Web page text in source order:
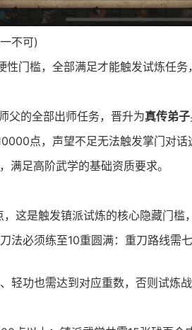
不可)
槛，全部满足才能触发试炼任务
的全部出师任务，晋升为真传弟子
点，声望不足无法触发掌门对话
足高阶武学的基础资质要求。
是触发镇派试炼的核心隐藏门槛，
必须练至10重圆满：重刀路线需
功也需达到对应重数，否则试炼战